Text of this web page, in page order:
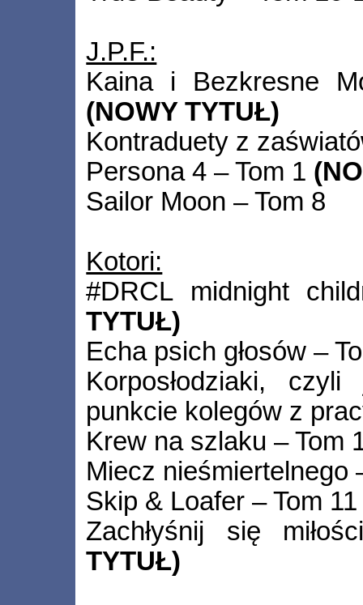
J.P.F.:
Kaina i Bezkresne
(NOWY TYTUŁ)
Kontraduety z
Persona 4 – Tom 1
Sailor Moon – Tom 8
Kotori:
#DRCL midnight
TYTUŁ)
Echa psich głosów –
Korposłodziaki,
punkcie kolegów z
Krew na szlaku – Tom
Miecz nieśmiertelnego
Skip & Loafer – Tom 11
Zachłyśnij się
TYTUŁ)